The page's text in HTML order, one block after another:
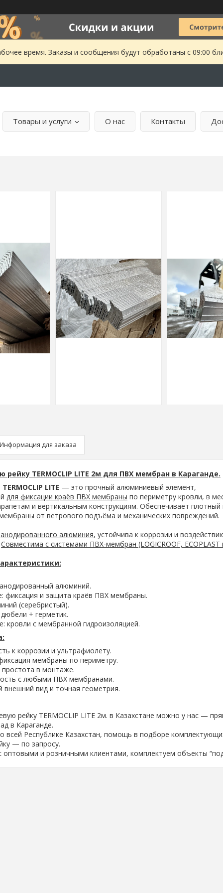
время. Заказы и сообщения будут обработаны с 09:00
Товары и услуги О нас Контакты
Информация для заказа
рейку TERMOCLIP LITE 2м для ПВХ мембран в Караганде.
LITE — это прочный алюминиевый элемент,
для фиксации краёв ПВХ мембраны по периметру кровли, в
и вертикальным конструкциям. Обеспечивает
от ветрового подъёма и механических повреждений.
анодированного алюминия, устойчива к коррозии и
Совместима с системами ПВХ-мембран (LOGICROOF, ECOPLAST
алюминий.
фиксация и защита краёв ПВХ мембраны.
(серебристый).
+ герметик.
кровли с мембранной гидроизоляцией.
к коррозии и ультрафиолету.
мембраны по периметру.
простота в монтаже.
с любыми ПВХ мембранами.
внешний вид и точная геометрия.
рейку TERMOCLIP LITE 2м. в Казахстане можно у нас —
в Караганде.
всей Республике Казахстан, помощь в подборе
— по запросу.
оптовыми и розничными клиентами, комплектуем объекты